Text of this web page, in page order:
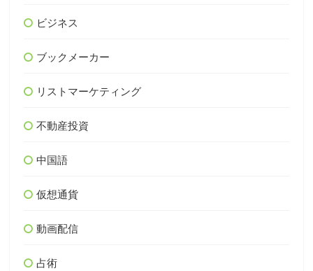
ビジネス
ブックメーカー
リストマーケティング
不動産投資
中国語
仮想通貨
動画配信
占術